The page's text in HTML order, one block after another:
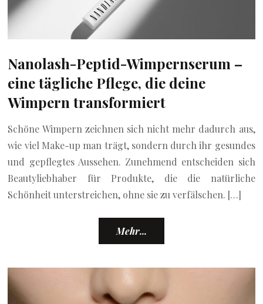
Nanolash-Peptid-Wimpernserum –
eine tägliche Pflege, die deine
Wimpern transformiert
Schöne Wimpern zeichnen sich nicht mehr dadurch aus,
wie viel Make-up man trägt, sondern durch ihr gesundes
und gepflegtes Aussehen. Zunehmend entscheiden sich
Beautyliebhaber für Produkte, die die natürliche
Schönheit unterstreichen, ohne sie zu verfälschen. […]
Mehr...